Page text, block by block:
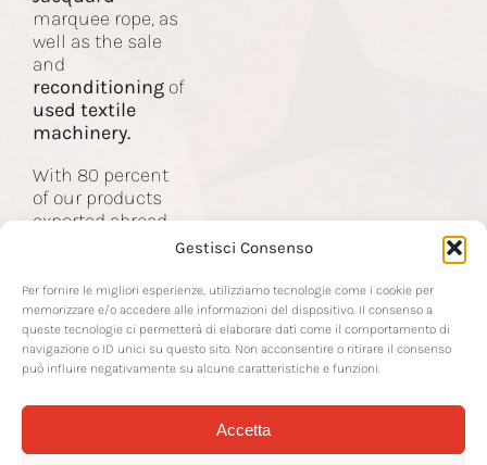
Gestisci Consenso
Per fornire le migliori esperienze, utilizziamo tecnologie come i cookie per
memorizzare e/o accedere alle informazioni del dispositivo. Il consenso a
queste tecnologie ci permetterà di elaborare dati come il comportamento di
navigazione o ID unici su questo sito. Non acconsentire o ritirare il consenso
può influire negativamente su alcune caratteristiche e funzioni.
Accetta
marquee rope, as
well as the sale
and
reconditioning of
used textile
machinery.
With 80 percent
of our products
exported abroad,
we are the partner
the global textile
industry.
Contact
© 2026 RTS Srl | Via Sottoprovinciale 22 | 24021 Albino BG | P IVA IT-